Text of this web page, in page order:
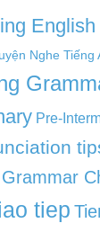
Nghe Tiếng
Pre-
tiep